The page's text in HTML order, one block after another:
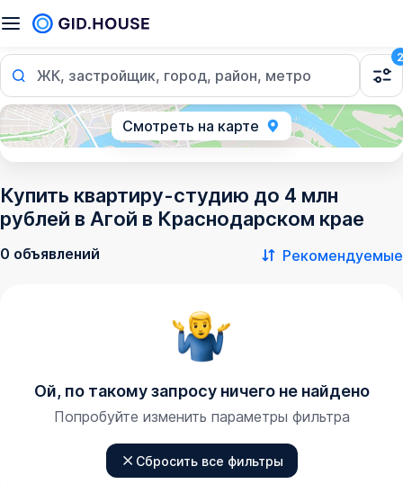
ЖК, застройщик, город, район, метро
2
Смотреть на карте
Купить квартиру-студию до 4 млн
рублей в Агой в Краснодарском крае
0 объявлений Рекомендуемые
Ой, по такому запросу ничего не найдено
Попробуйте изменить параметры фильтра
Сбросить все фильтры